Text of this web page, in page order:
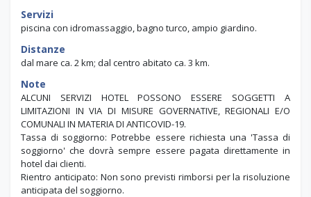
Servizi
piscina con idromassaggio, bagno turco, ampio giardino.
Distanze
dal mare ca. 2 km; dal centro abitato ca. 3 km.
Note
ALCUNI SERVIZI HOTEL POSSONO ESSERE SOGGETTI A
LIMITAZIONI IN VIA DI MISURE GOVERNATIVE, REGIONALI E/O
COMUNALI IN MATERIA DI ANTICOVID-19.
Tassa di soggiorno: Potrebbe essere richiesta una 'Tassa di
soggiorno' che dovrà sempre essere pagata direttamente in
hotel dai clienti.
Rientro anticipato: Non sono previsti rimborsi per la risoluzione
anticipata del soggiorno.